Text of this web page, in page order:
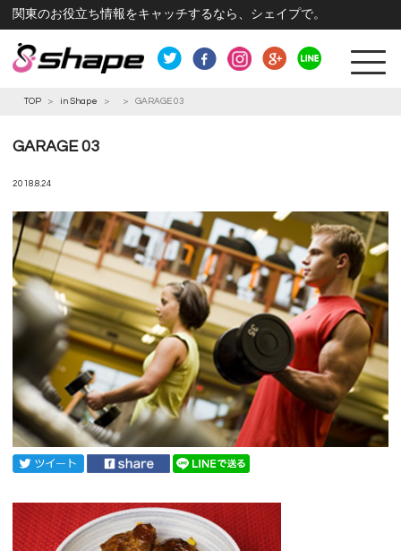
関東のお役立ち情報をキャッチするなら、シェイプで。
TOP > in Shape > > GARAGE 03
GARAGE 03
2018.8.24